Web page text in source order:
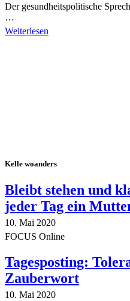
Der gesundheitspolitische
…
Weiterlesen
Kelle woanders
Bleibt stehen und
jeder Tag ein
10. Mai 2020
FOCUS Online
Tagesposting:
Zauberwort
10. Mai 2020